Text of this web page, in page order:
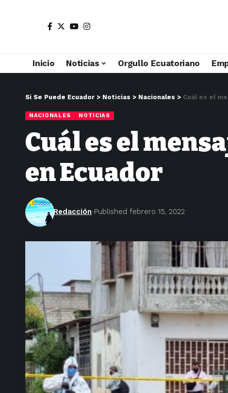
Inicio Noticias Orgullo Ecuatoriano
Si Se Puede Ecuador > Noticias > Nacionales > Cuál es el
NACIONALES NOTICIAS
Cuál es el
en Ecuador
Redacción Published febrero 15, 2022